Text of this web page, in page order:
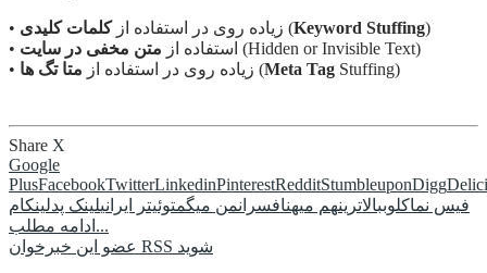
• زیاده روی در استفاده ازکلمات کلیدی (Keyword Stuffing)
• استفاده از متن مخفی در سایت
(Hidden or Invisible Text)
• زیاده روی در استفاده از متا تگ ها (Meta Tag Stuffing)
Share X
Google
PlusFacebookTwitterLinkedinPinterestRedditStumbleuponDigg
فیس نماکلوببالاترینهم میهنافسرانمن میگمتوئیتر ایرانیلینک پدلینکام
ادامه مطلب...
عضو این خبرخوان RSS شوید